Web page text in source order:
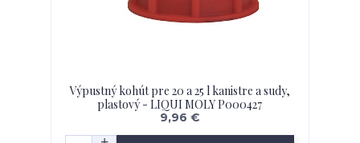
Výpustný kohút pre 20 a 25 l kanistre a sudy,
plastový - LIQUI MOLY P000427
9,96 €